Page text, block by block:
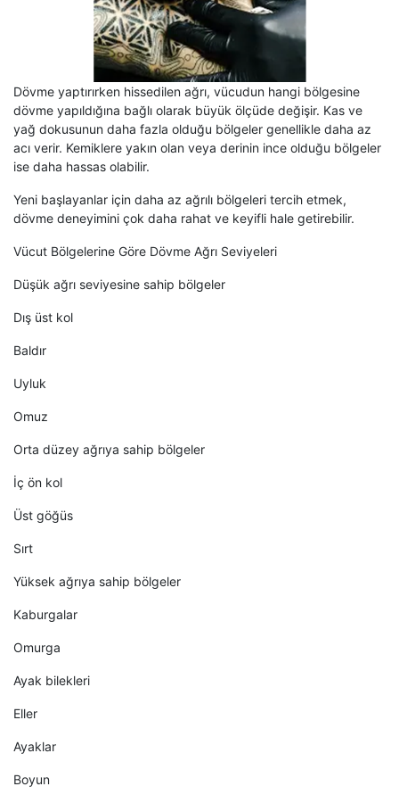
Dövme yaptırırken hissedilen ağrı, vücudun hangi bölgesine
dövme yapıldığına bağlı olarak büyük ölçüde değişir. Kas ve
yağ dokusunun daha fazla olduğu bölgeler genellikle daha az
acı verir. Kemiklere yakın olan veya derinin ince olduğu bölgeler
ise daha hassas olabilir.
Yeni başlayanlar için daha az ağrılı bölgeleri tercih etmek,
dövme deneyimini çok daha rahat ve keyifli hale getirebilir.
Vücut Bölgelerine Göre Dövme Ağrı Seviyeleri
Düşük ağrı seviyesine sahip bölgeler
Dış üst kol
Baldır
Uyluk
Omuz
Orta düzey ağrıya sahip bölgeler
İç ön kol
Üst göğüs
Sırt
Yüksek ağrıya sahip bölgeler
Kaburgalar
Omurga
Ayak bilekleri
Eller
Ayaklar
Boyun